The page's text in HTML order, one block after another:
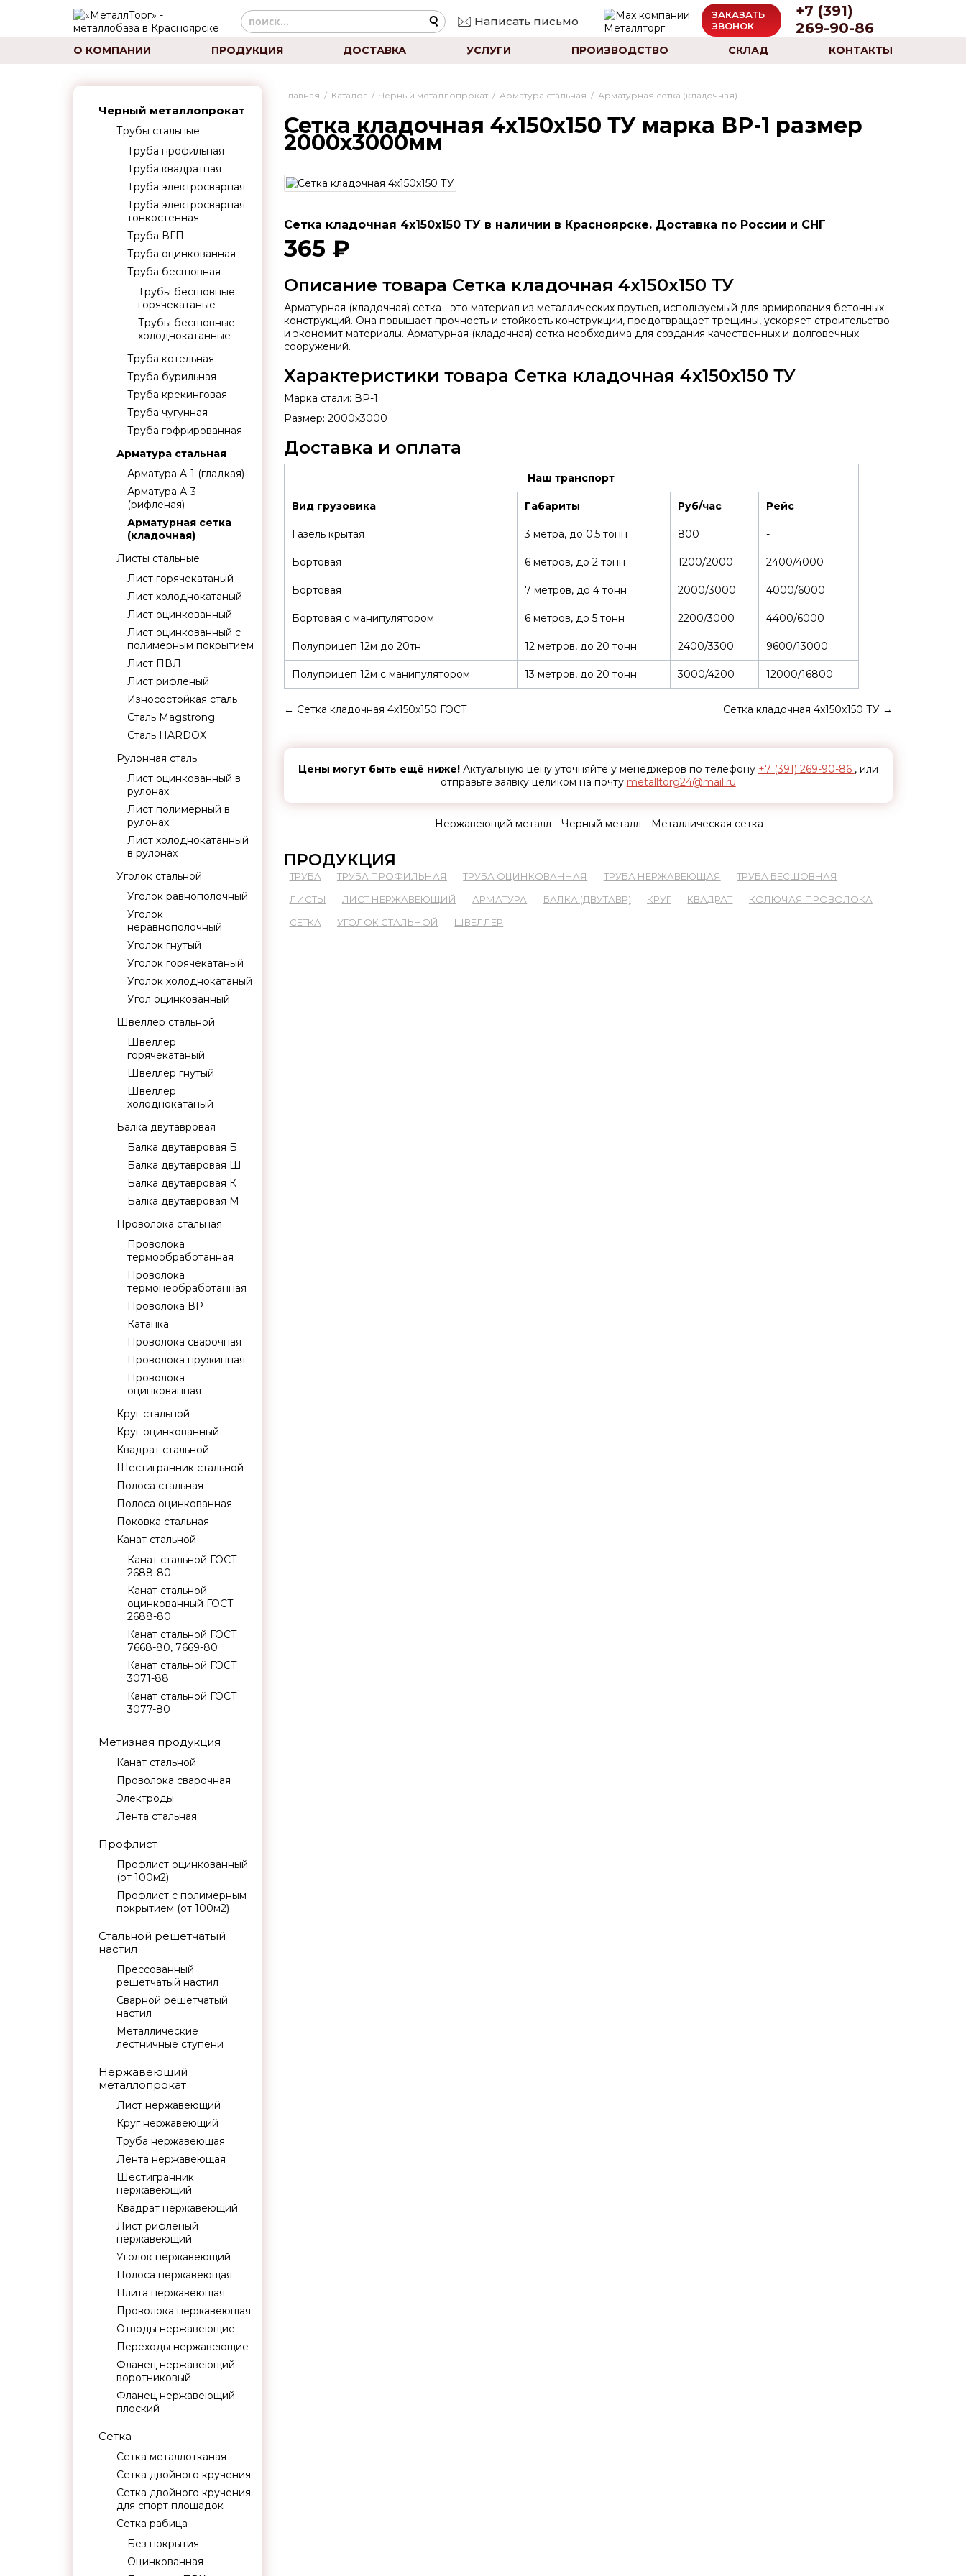
Написать письмо
ЗАКАЗАТЬ
ЗВОНОК
+7 (391)
269-90-86
О КОМПАНИИ ПРОДУКЦИЯ ДОСТАВКА УСЛУГИ ПРОИЗВОДСТВО СКЛАД КОНТАКТЫ
Черный металлопрокат
Трубы стальные
Труба профильная
Труба квадратная
Труба электросварная
Труба электросварная
тонкостенная
Труба ВГП
Труба оцинкованная
Труба бесшовная
Трубы бесшовные
горячекатаные
Трубы бесшовные
холоднокатанные
Труба котельная
Труба бурильная
Труба крекинговая
Труба чугунная
Труба гофрированная
Арматура стальная
Арматура А-1 (гладкая)
Арматура А-3
(рифленая)
Арматурная сетка
(кладочная)
Листы стальные
Лист горячекатаный
Лист холоднокатаный
Лист оцинкованный
Лист оцинкованный с
полимерным покрытием
Лист ПВЛ
Лист рифленый
Износостойкая сталь
Сталь Magstrong
Сталь HARDOX
Рулонная сталь
Лист оцинкованный в
рулонах
Лист полимерный в
рулонах
Лист холоднокатанный
в рулонах
Уголок стальной
Уголок равнополочный
Уголок
неравнополочный
Уголок гнутый
Уголок горячекатаный
Уголок холоднокатаный
Угол оцинкованный
Швеллер стальной
Швеллер
горячекатаный
Швеллер гнутый
Швеллер
холоднокатаный
Балка двутавровая
Балка двутавровая Б
Балка двутавровая Ш
Балка двутавровая К
Балка двутавровая М
Проволока стальная
Проволока
термообработанная
Проволока
термонеобработанная
Проволока ВР
Катанка
Проволока сварочная
Проволока пружинная
Проволока
оцинкованная
Круг стальной
Круг оцинкованный
Квадрат стальной
Шестигранник стальной
Полоса стальная
Полоса оцинкованная
Поковка стальная
Канат стальной
Канат стальной ГОСТ
2688-80
Канат стальной
оцинкованный ГОСТ
2688-80
Канат стальной ГОСТ
7668-80, 7669-80
Канат стальной ГОСТ
3071-88
Канат стальной ГОСТ
3077-80
Метизная продукция
Канат стальной
Проволока сварочная
Электроды
Лента стальная
Профлист
Профлист оцинкованный
(от 100м2)
Профлист с полимерным
покрытием (от 100м2)
Стальной решетчатый
настил
Прессованный
решетчатый настил
Сварной решетчатый
настил
Металлические
лестничные ступени
Нержавеющий
металлопрокат
Лист нержавеющий
Круг нержавеющий
Труба нержавеющая
Лента нержавеющая
Шестигранник
нержавеющий
Квадрат нержавеющий
Лист рифленый
нержавеющий
Уголок нержавеющий
Полоса нержавеющая
Плита нержавеющая
Проволока нержавеющая
Отводы нержавеющие
Переходы нержавеющие
Фланец нержавеющий
воротниковый
Фланец нержавеющий
плоский
Сетка
Сетка металлотканая
Сетка двойного кручения
Сетка двойного кручения
для спорт площадок
Сетка рабица
Без покрытия
Оцинкованная
Главная / Каталог / Черный металлопрокат / Арматура стальная / Арматурная сетка (кладочная)
Сетка кладочная 4х150х150 ТУ марка ВР-1 размер
2000х3000мм
Сетка кладочная 4х150х150 ТУ в наличии в Красноярске. Доставка по России и СНГ
365 ₽
Описание товара Сетка кладочная 4х150х150 ТУ
Арматурная (кладочная) сетка - это материал из металлических прутьев, используемый для армирования бетонных
конструкций. Она повышает прочность и стойкость конструкции, предотвращает трещины, ускоряет строительство
и экономит материалы. Арматурная (кладочная) сетка необходима для создания качественных и долговечных
сооружений.
Характеристики товара Сетка кладочная 4х150х150 ТУ
Марка стали: ВР-1
Размер: 2000х3000
Доставка и оплата
Наш транспорт
Вид грузовика Габариты Руб/час Рейс
Газель крытая 3 метра, до 0,5 тонн 800 -
Бортовая 6 метров, до 2 тонн 1200/2000 2400/4000
Бортовая 7 метров, до 4 тонн 2000/3000 4000/6000
Бортовая с манипулятором 6 метров, до 5 тонн 2200/3000 4400/6000
Полуприцеп 12м до 20тн 12 метров, до 20 тонн 2400/3300 9600/13000
Полуприцеп 12м с манипулятором 13 метров, до 20 тонн 3000/4200 12000/16800
← Сетка кладочная 4х150х150 ГОСТ Сетка кладочная 4х150х150 ТУ →
Цены могут быть ещё ниже!Актуальную цену уточняйте у менеджеров по телефону +7 (391) 269-90-86 , или
отправьте заявку целиком на почту metalltorg24@mail.ru
Нержавеющий металл Черный металл Металлическая сетка
ПРОДУКЦИЯ
ТРУБА ТРУБА ПРОФИЛЬНАЯ ТРУБА ОЦИНКОВАННАЯ ТРУБА НЕРЖАВЕЮЩАЯ
ТРУБА БЕСШОВНАЯ
ЛИСТЫ
ЛИСТ НЕРЖАВЕЮЩИЙ АРМАТУРА БАЛКА (ДВУТАВР) КРУГ КВАДРАТ
КОЛЮЧАЯ ПРОВОЛОКА
СЕТКА
УГОЛОК СТАЛЬНОЙ ШВЕЛЛЕР